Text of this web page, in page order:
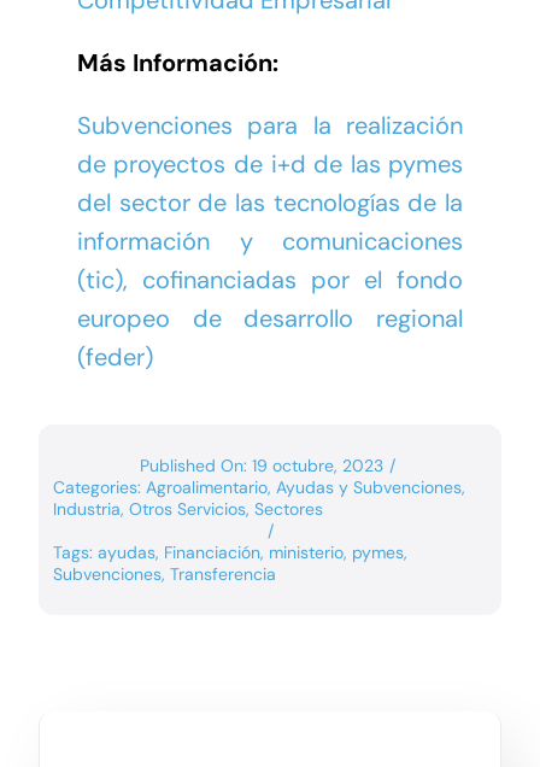
Más Información:
Subvenciones para la realización
de proyectos de i+d de las pymes
del sector de las tecnologías de la
información y comunicaciones
(tic), cofinanciadas por el fondo
europeo de desarrollo regional
(feder)
Published On: 19 octubre, 2023 /
Categories: Agroalimentario, Ayudas y Subvenciones,
Industria, Otros Servicios, Sectores
/
Tags: ayudas, Financiación, ministerio, pymes,
Subvenciones, Transferencia